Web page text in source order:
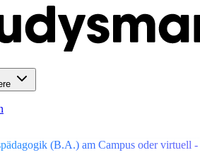
(B.A.) am Campus oder virtuell -